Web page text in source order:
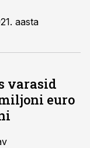
aasta
varasid
euro